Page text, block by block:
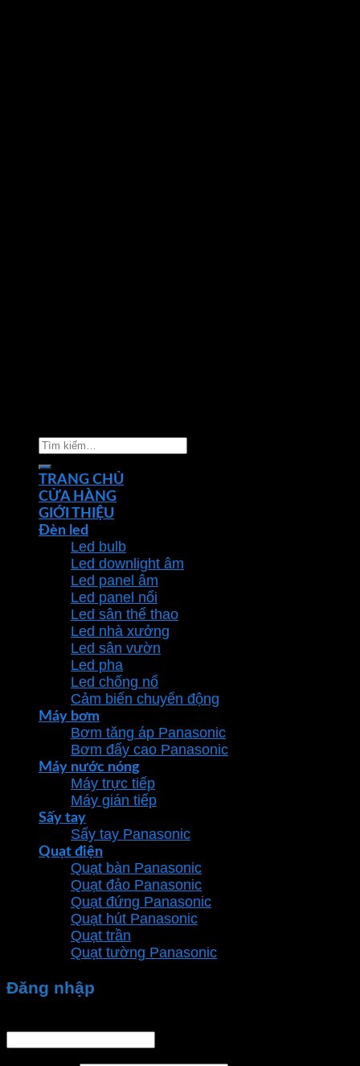
Tìm
kiếm:
TRANG CHỦ
CỬA HÀNG
GIỚI THIỆU
Đèn led
Led bulb
Led downlight âm
Led panel âm
Led panel nổi
Led sân thể thao
Led nhà xưởng
Led sân vườn
Led pha
Led chống nổ
Cảm biến chuyển động
Máy bơm
Bơm tăng áp Panasonic
Bơm đẩy cao Panasonic
Máy nước nóng
Máy trực tiếp
Máy gián tiếp
Sấy tay
Sấy tay Panasonic
Quạt điện
Quạt bàn Panasonic
Quạt đảo Panasonic
Quạt đứng Panasonic
Quạt hút Panasonic
Quạt trần
Quạt tường Panasonic
Đăng nhập